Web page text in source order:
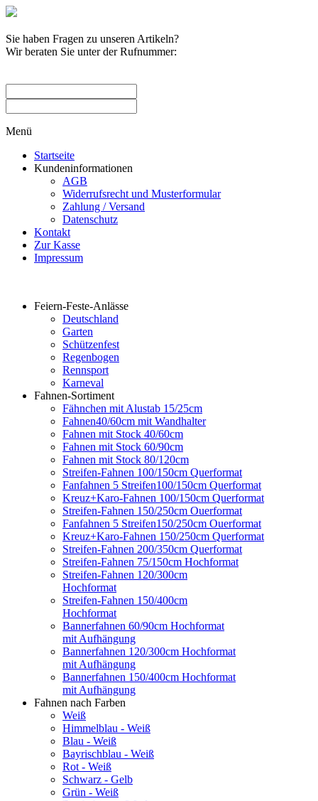
Sie haben Fragen zu unseren Artikeln?
Wir beraten Sie unter der Rufnummer:
Menü
Startseite
Kundeninformationen
AGB
Widerrufsrecht und Musterformular
Zahlung / Versand
Datenschutz
Kontakt
Zur Kasse
Impressum
Feiern-Feste-Anlässe
Deutschland
Garten
Schützenfest
Regenbogen
Rennsport
Karneval
Fahnen-Sortiment
Fähnchen mit Alustab 15/25cm
Fahnen40/60cm mit Wandhalter
Fahnen mit Stock 40/60cm
Fahnen mit Stock 60/90cm
Fahnen mit Stock 80/120cm
Streifen-Fahnen 100/150cm Querformat
Fanfahnen 5 Streifen100/150cm Querformat
Kreuz+Karo-Fahnen 100/150cm Querformat
Streifen-Fahnen 150/250cm Ouerformat
Fanfahnen 5 Streifen150/250cm Ouerformat
Kreuz+Karo-Fahnen 150/250cm Querformat
Streifen-Fahnen 200/350cm Querformat
Streifen-Fahnen 75/150cm Hochformat
Streifen-Fahnen 120/300cm
Hochformat
Streifen-Fahnen 150/400cm
Hochformat
Bannerfahnen 60/90cm Hochformat
mit Aufhängung
Bannerfahnen 120/300cm Hochformat
mit Aufhängung
Bannerfahnen 150/400cm Hochformat
mit Aufhängung
Fahnen nach Farben
Weiß
Himmelblau - Weiß
Blau - Weiß
Bayrischblau - Weiß
Rot - Weiß
Schwarz - Gelb
Grün - Weiß